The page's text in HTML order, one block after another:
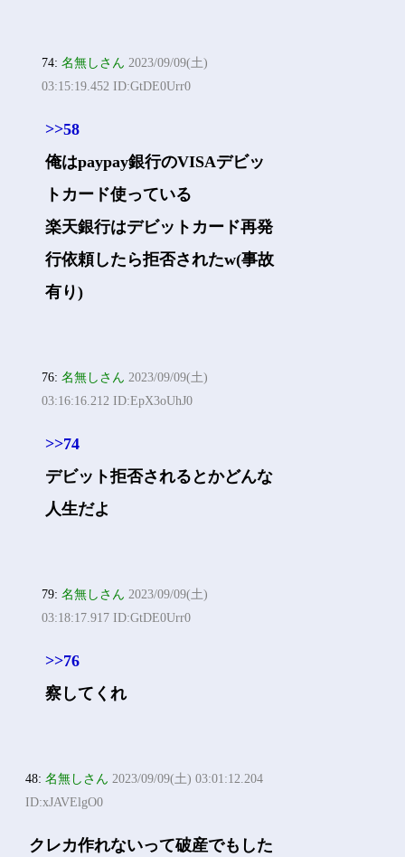
74:名無しさん 2023/09/09(土)
03:15:19.452 ID:GtDE0Urr0
>>58
俺はpaypay銀行のVISAデビッ
トカード使っている
楽天銀行はデビットカード再発
行依頼したら拒否されたw(事故
有り)
76:名無しさん 2023/09/09(土)
03:16:16.212 ID:EpX3oUhJ0
>>74
デビット拒否されるとかどんな
人生だよ
79:名無しさん 2023/09/09(土)
03:18:17.917 ID:GtDE0Urr0
>>76
察してくれ
48:名無しさん 2023/09/09(土) 03:01:12.204
ID:xJAVElgO0
クレカ作れないって破産でもした